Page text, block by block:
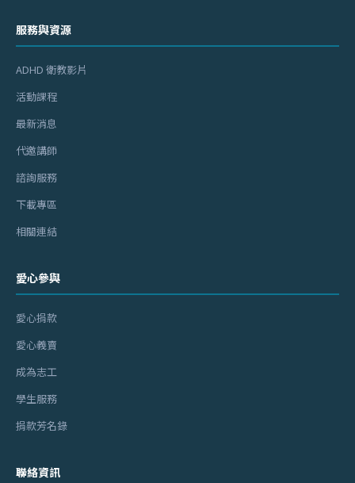
服務與資源
ADHD 衛教影片
活動課程
最新消息
代邀講師
諮詢服務
下載專區
相關連結
愛心參與
愛心捐款
愛心義賣
成為志工
學生服務
捐款芳名錄
聯絡資訊